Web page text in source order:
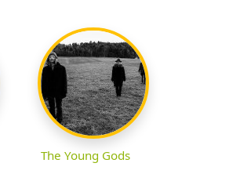
The Young Gods